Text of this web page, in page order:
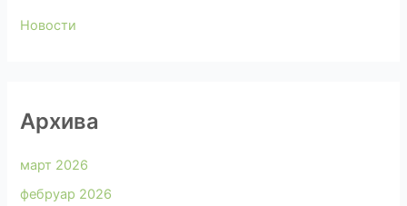
Новости
Архива
март 2026
фебруар 2026